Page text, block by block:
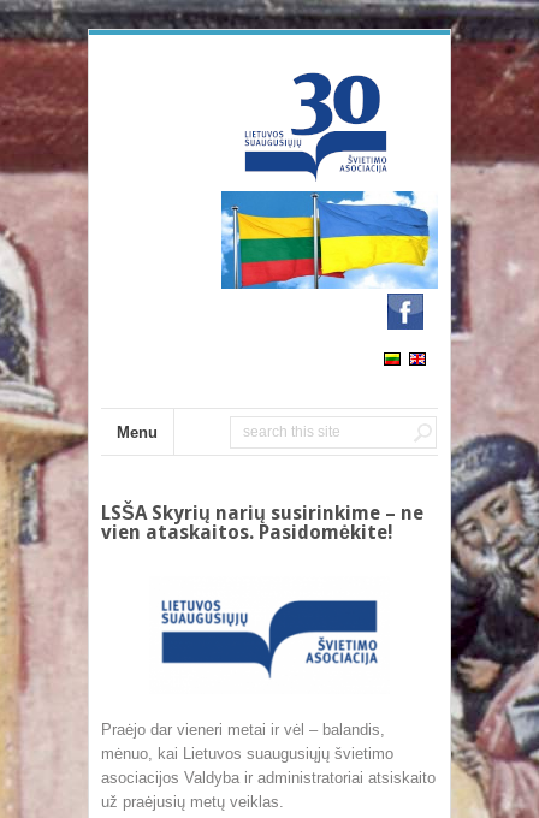
Menu
LSŠA Skyrių narių susirinkime – ne
vien ataskaitos. Pasidomėkite!
Praėjo dar vieneri metai ir vėl – balandis,
mėnuo, kai Lietuvos suaugusiųjų švietimo
asociacijos Valdyba ir administratoriai atsiskaito
už praėjusių metų veiklas.